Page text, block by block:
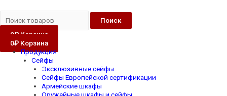
Поиск
0₽ Корзина
0₽ Корзина
Продукция
Сейфы
Эксклюзивные сейфы
Сейфы Европейской сертификации
Армейские шкафы